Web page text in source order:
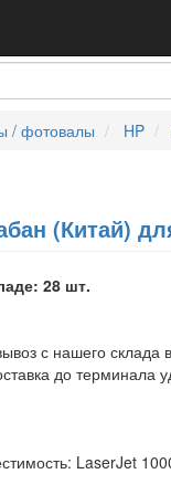
/ фотовалы HP
(Китай)
28 шт.
с нашего склада
до терминала
LaserJet